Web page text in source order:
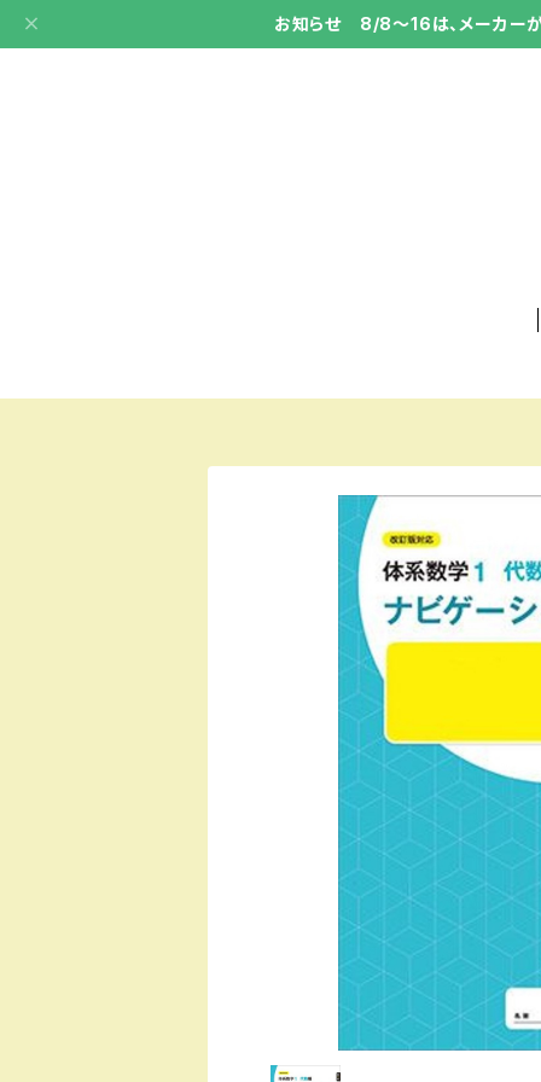
お知らせ 8/8～16は、メーカーが